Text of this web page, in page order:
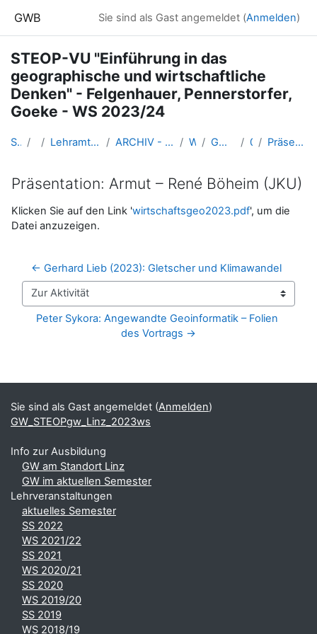
GWB Sie sind als Gast angemeldet (Anmelden)
STEOP-VU "Einführung in das
geographische und wirtschaftliche
Denken" - Felgenhauer, Pennerstorfer,
Goeke - WS 2023/24
Startseite Kurse Lehramtsausbildung GW im Cluster Österreich Mitte ARCHIV - Lehrveranstaltungen am Standort Linz - seit 2016 WS_2023/24 GW_STEOPgw_Linz_2023ws 06-30.11. Präsentation: Armut – René Böheim (JKU)
Präsentation: Armut – René Böheim (JKU)
Abschlussbedingungen
Klicken Sie auf den Link 'wirtschaftsgeo2023.pdf', um die
Datei anzuzeigen.
← Gerhard Lieb (2023): Gletscher und Klimawandel
Zur Aktivität
Peter Sykora: Angewandte Geoinformatik – Folien
des Vortrags →
Ergänzungsblöcke
Sie sind als Gast angemeldet (Anmelden)
GW_STEOPgw_Linz_2023ws
Info zur Ausbildung
GW am Standort Linz
GW im aktuellen Semester
Lehrveranstaltungen
aktuelles Semester
SS 2022
WS 2021/22
SS 2021
WS 2020/21
SS 2020
WS 2019/20
SS 2019
WS 2018/19